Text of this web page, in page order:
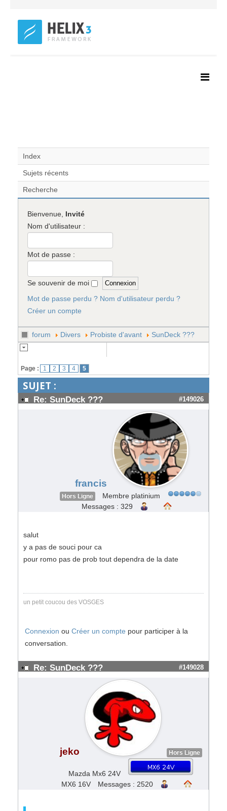
Index
Sujets récents
Recherche
Bienvenue, Invité
Nom d'utilisateur :
Mot de passe :
Se souvenir de moi
Mot de passe perdu ? Nom d'utilisateur perdu ?
Créer un compte
forum Divers Probiste d'avant SunDeck ???
Page : 1 2 3 4 5
SUJET :
Re: SunDeck ??? #149026
francis
Hors Ligne
Membre platinium
Messages : 329
salut
y a pas de souci pour ca
pour romo pas de prob tout dependra de la date
un petit coucou des VOSGES
Connexion ou Créer un compte pour participer à la
conversation.
Re: SunDeck ??? #149028
jeko Hors Ligne
Mazda Mx6 24V
MX6 16V
Messages : 2520